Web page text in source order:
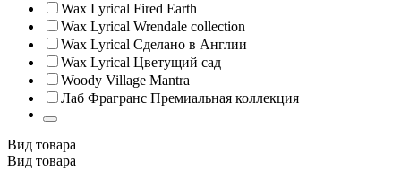
Wax Lyrical Fired Earth
Wax Lyrical Wrendale collection
Wax Lyrical Сделано в Англии
Wax Lyrical Цветущий сад
Woody Village Mantra
Лаб Фрагранс Премиальная коллекция
Вид товара
Вид товара